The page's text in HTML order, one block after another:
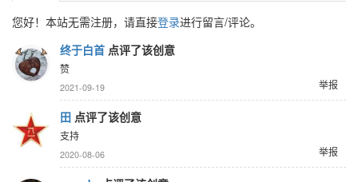
您好！本站无需注册，请直接登录进行留言/评论。
终于白首 点评了该创意
赞
举报
2021-09-19
田 点评了该创意
支持
举报
2020-08-06